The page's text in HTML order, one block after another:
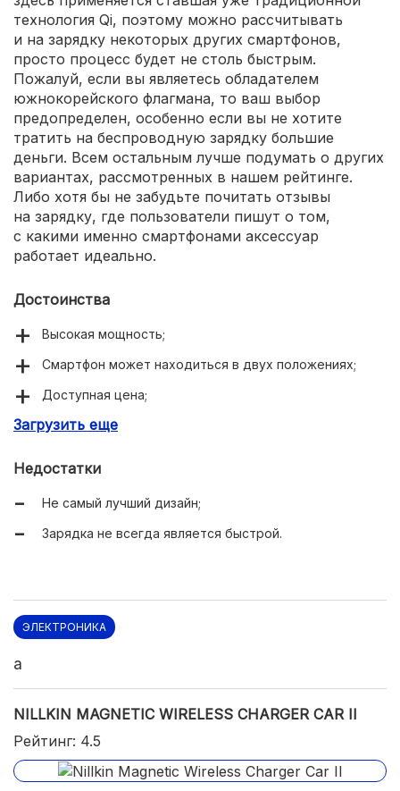
технология Qi, поэтому можно рассчитывать
и на зарядку некоторых других смартфонов,
просто процесс будет не столь быстрым.
Пожалуй, если вы являетесь обладателем
южнокорейского флагмана, то ваш выбор
предопределен, особенно если вы не хотите
тратить на беспроводную зарядку большие
деньги. Всем остальным лучше подумать о других
вариантах, рассмотренных в нашем рейтинге.
Либо хотя бы не забудьте почитать отзывы
на зарядку, где пользователи пишут о том,
с какими именно смартфонами аксессуар
работает идеально.
Достоинства
Высокая мощность;
Смартфон может находиться в двух положениях;
Доступная цена;
Площадка является прорезиненной;
Загрузить еще
Недостатки
Не самый лучший дизайн;
Зарядка не всегда является быстрой.
ЭЛЕКТРОНИКА
a
NILLKIN MAGNETIC WIRELESS CHARGER CAR II
Рейтинг: 4.5